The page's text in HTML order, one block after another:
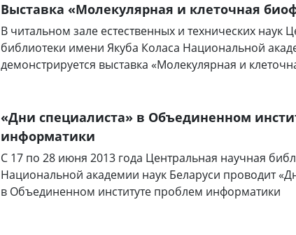
Выставка «Молекулярная и клеточная
В читальном зале естественных и технических наук
библиотеки имени Якуба Коласа Национальной
демонстрируется выставка «Молекулярная и
«Дни специалиста» в Объединенном
информатики
С 17 по 28 июня 2013 года Центральная научная
Национальной академии наук Беларуси проводит
в Объединенном институте проблем информатики